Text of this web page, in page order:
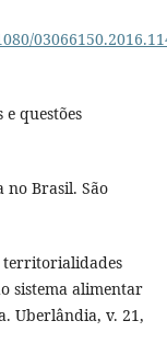
questões
no Brasil. São
territorialidades
sistema alimentar
Uberlândia, v. 21,